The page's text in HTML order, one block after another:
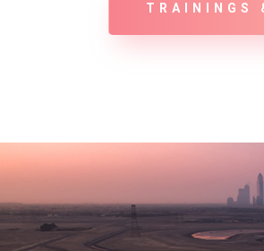
TRAININGS